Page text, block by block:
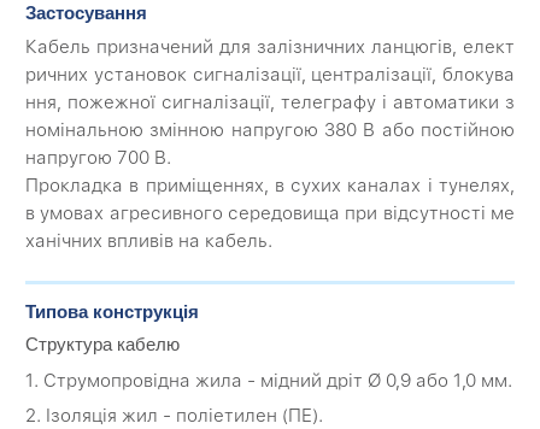
Застосування
Кабель призначений для залізничних ланцюгів, елект
ричних установок сигналізації, централізації, блокува
ння, пожежної сигналізації, телеграфу і автоматики з
номінальною змінною напругою 380 В або постійною
напругою 700 В.
Прокладка в приміщеннях, в сухих каналах і тунелях,
в умовах агресивного середовища при відсутності ме
ханічних впливів на кабель.
Типова конструкція
Структура кабелю
1. Струмопровідна жила - мідний дріт Ø 0,9 або 1,0 мм.
2. Ізоляція жил - поліетилен (ПЕ).